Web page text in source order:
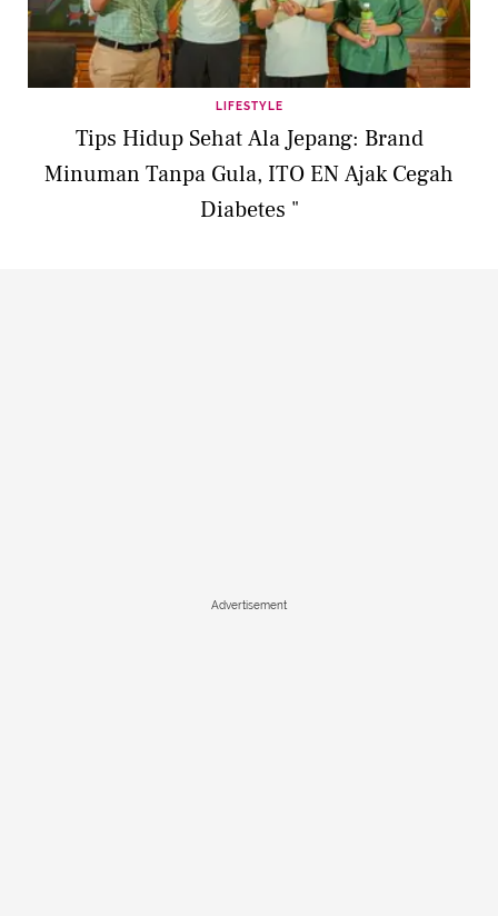
LIFESTYLE
Tips Hidup Sehat Ala Jepang: Brand
Minuman Tanpa Gula, ITO EN Ajak Cegah
Diabetes "
Advertisement